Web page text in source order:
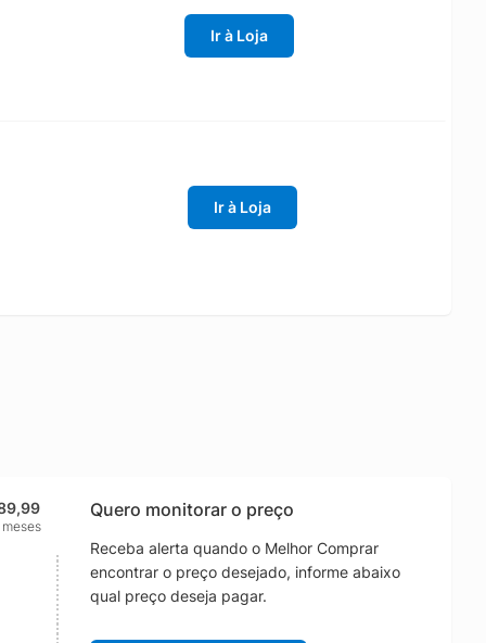
Ir à Loja
Ir à Loja
meses
Quero monitorar o preço
Receba alerta quando o Melhor Comprar
encontrar o preço desejado, informe abaixo
qual preço deseja pagar.